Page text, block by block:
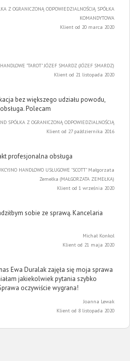
Z OGRANICZONĄ ODPOWIEDZIALNOŚCIĄ SPÓŁKA
KOMANDYTOWA
Klient od 20 marca 2020
"TAROT" JÓZEF SMARDZ (JÓZEF SMARDZ)
Klient od 21 listopada 2020
bez większego udziału powodu,
Polecam
SPÓŁKA Z OGRANICZONĄ ODPOWIEDZIALNOŚCIĄ
Klient od 27 października 2016
profesjonalna obsługa
HANDLOWO USŁUGOWE "SCOTT" Małgorzata
Zemełka (MAŁGORZATA ZEMEŁKA)
Klient od 1 września 2020
sobie ze sprawą. Kancelaria
Michał Konkol
Klient od 21 maja 2020
Ewa Duralak zajęła się moja sprawa
jakiekolwiek pytania szybko
oczywiście wygrana!
Joanna Lewak
Klient od 8 listopada 2020